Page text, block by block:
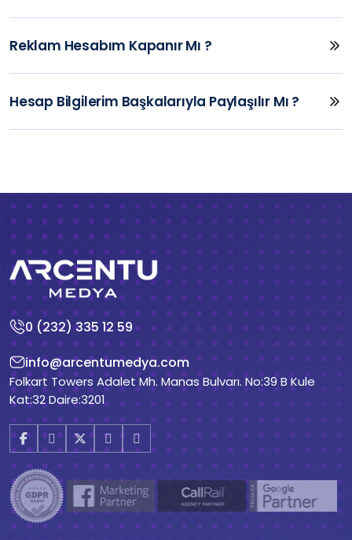
Reklam Hesabım Kapanır Mı ?
Hesap Bilgilerim Başkalarıyla Paylaşılır Mı ?
0 (232) 335 12 59
info@arcentumedya.com
Folkart Towers Adalet Mh. Manas Bulvarı. No:39 B Kule
Kat:32 Daire:3201